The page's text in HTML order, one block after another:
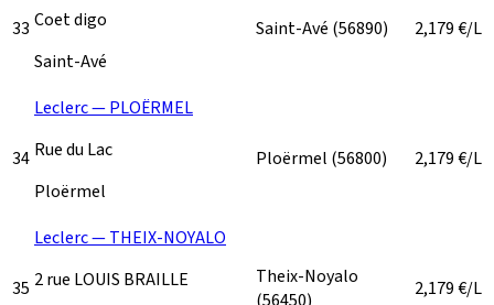
33 Coet digo
Saint-Avé
Saint-Avé (56890) 2,179€/L
34
Leclerc — PLOËRMEL
Rue du Lac
Ploërmel
Ploërmel (56800) 2,179€/L
35
Leclerc — THEIX-NOYALO
2 rue LOUIS BRAILLE
Theix-Noyalo
2,179€/L